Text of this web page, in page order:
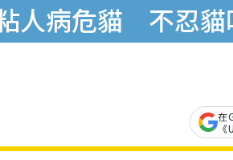
人病危貓 不忍
在
《